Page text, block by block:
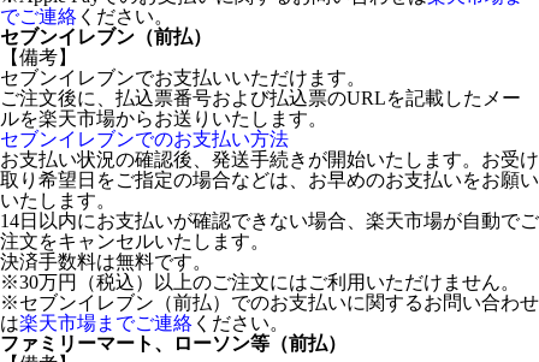
でご連絡 ください。
セブンイレブン（前払）
【備考】
セブンイレブンでお支払いいただけます。
ご注文後に、払込票番号および払込票のURLを記載したメー
ルを楽天市場からお送りいたします。
セブンイレブンでのお支払い方法
お支払い状況の確認後、発送手続きが開始いたします。お受け
取り希望日をご指定の場合などは、お早めのお支払いをお願い
いたします。
14日以内にお支払いが確認できない場合、楽天市場が自動でご
注文をキャンセルいたします。
決済手数料は無料です。
※30万円（税込）以上のご注文にはご利用いただけません。
※セブンイレブン（前払）でのお支払いに関するお問い合わせ
は楽天市場までご連絡 ください。
ファミリーマート、ローソン等（前払）